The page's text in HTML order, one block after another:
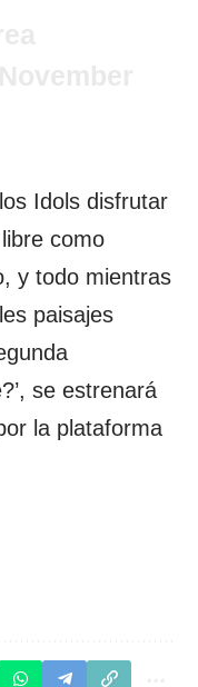
Idols disfrutar
como
y todo mientras
paisajes
se estrenará
la plataforma